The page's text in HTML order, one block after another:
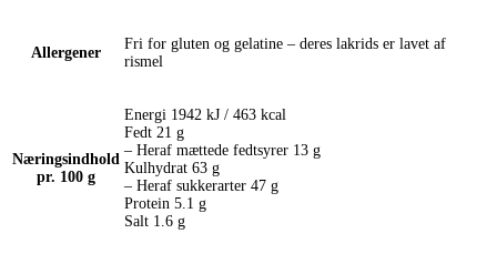
Allergener
Fri for gluten og gelatine – deres lakrids er lavet af
rismel
Næringsindhold
pr. 100 g
Energi 1942 kJ / 463 kcal
Fedt 21 g
– Heraf mættede fedtsyrer 13 g
Kulhydrat 63 g
– Heraf sukkerarter 47 g
Protein 5.1 g
Salt 1.6 g